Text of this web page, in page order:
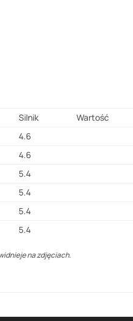
Silnik Wartość
4.6
4.6
5.4
5.4
5.4
5.4
na zdjęciach.